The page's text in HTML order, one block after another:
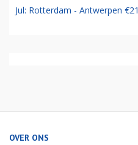
Jul: Rotterdam - Antwerpen €21
OVER ONS